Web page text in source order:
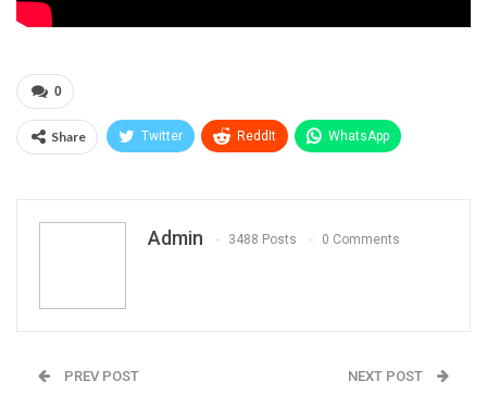
0
Share Twitter ReddIt WhatsApp
Admin 3488 Posts 0 Comments
PREV POST NEXT POST